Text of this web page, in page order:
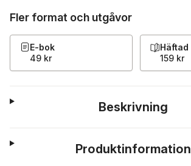
Fler format och utgåvor
E-bok
49 kr
Häftad
159 kr
Beskrivning
Produktinformation